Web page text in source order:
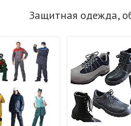
Защитная одежда,